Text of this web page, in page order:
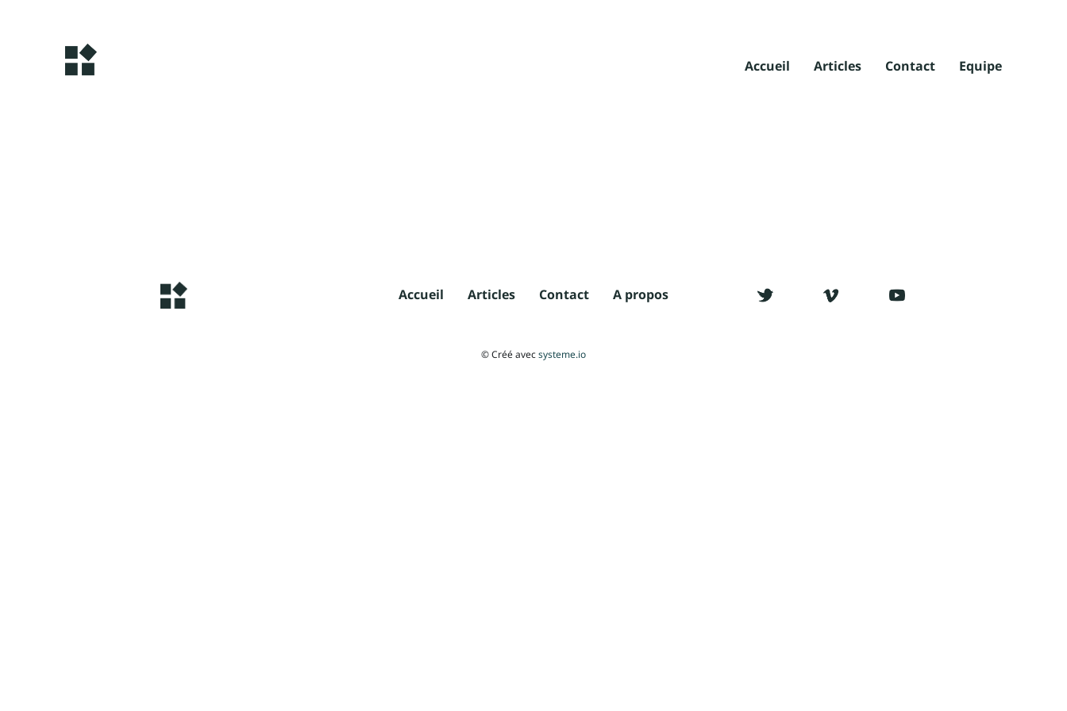
Accueil Articles Contact Equipe
Accueil Articles Contact A propos
© Créé avecsysteme.io